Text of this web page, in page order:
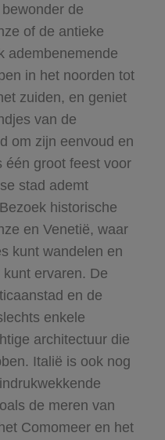
de
of de antieke
adembenemende
in het noorden tot
zuiden, en geniet
van de
om zijn eenvoud en
één groot feest voor
stad ademt
historische
en Venetië, waar
kunt wandelen en
ervaren. De
en de
enkele
architectuur die
Italië is ook nog
de meren van
Comomeer en het